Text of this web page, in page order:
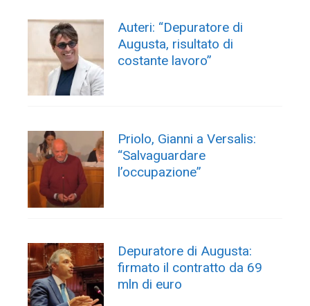
Auteri: “Depuratore di
Augusta, risultato di
costante lavoro”
Priolo, Gianni a Versalis:
“Salvaguardare
l’occupazione”
Depuratore di Augusta:
firmato il contratto da 69
mln di euro